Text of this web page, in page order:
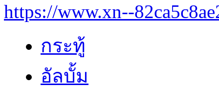
https://www.xn--
กระทู้
อัลบั้ม